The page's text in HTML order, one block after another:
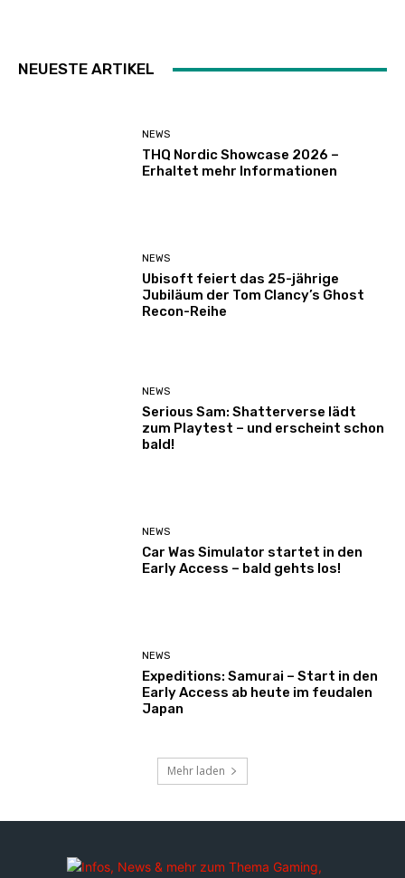
NEUESTE ARTIKEL
NEWS
THQ Nordic Showcase 2026 –
Erhaltet mehr Informationen
NEWS
Ubisoft feiert das 25-jährige
Jubiläum der Tom Clancy’s Ghost
Recon-Reihe
NEWS
Serious Sam: Shatterverse lädt
zum Playtest – und erscheint schon
bald!
NEWS
Car Was Simulator startet in den
Early Access – bald gehts los!
NEWS
Expeditions: Samurai – Start in den
Early Access ab heute im feudalen
Japan
Mehr laden